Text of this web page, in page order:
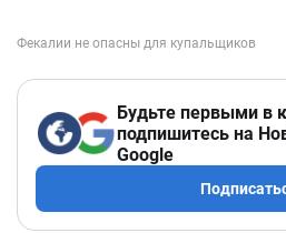
Будьте первыми в
подпишитесь на
Google